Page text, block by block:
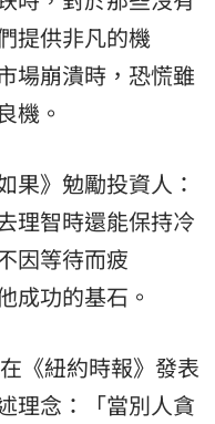
提供非凡的機
場崩潰時，恐慌雖
機。
果》勉勵投資人：
理智時還能保持冷
因等待而疲
成功的基石。
《紐約時報》發表
理念：「當別人貪